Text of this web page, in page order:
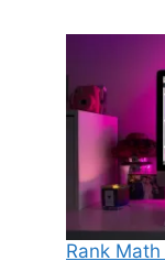
Rank